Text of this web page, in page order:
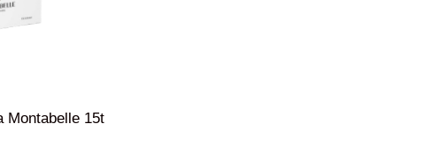
Montabelle 15t